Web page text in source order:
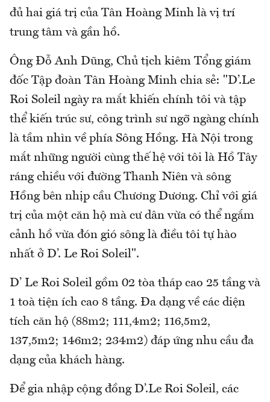
đủ hai giá trị của Tân Hoàng Minh là vị trí
trung tâm và gần hồ.
Ông Đỗ Anh Dũng, Chủ tịch kiêm Tổng giám
đốc Tập đoàn Tân Hoàng Minh chia sẻ: "D’.Le
Roi Soleil ngày ra mắt khiến chính tôi và tập
thể kiến trúc sư, công trình sư ngỡ ngàng chính
là tầm nhìn về phía Sông Hồng. Hà Nội trong
mắt những người cùng thế hệ với tôi là Hồ Tây
ráng chiều với đường Thanh Niên và sông
Hồng bên nhịp cầu Chương Dương. Chỉ với giá
trị của một căn hộ mà cư dân vừa có thể ngắm
cảnh hồ vừa đón gió sông là điều tôi tự hào
nhất ở D’. Le Roi Soleil".
D’ Le Roi Soleil gồm 02 tòa tháp cao 25 tầng và
1 toà tiện ích cao 8 tầng. Đa dạng về các diện
tích căn hộ (88m2; 111,4m2; 116,5m2,
137,5m2; 146m2; 234m2) đáp ứng nhu cầu đa
dạng của khách hàng.
Để gia nhập cộng đồng D’.Le Roi Soleil, các